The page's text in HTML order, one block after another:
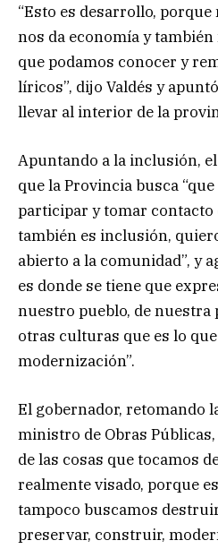
“Esto es desarrollo,
nos da economía y
que podamos conocer y
líricos”, dijo Valdés y
llevar al interior de la
Apuntando a la inclusión,
que la Provincia busca
participar y tomar contacto
también es inclusión,
abierto a la comunidad”, y
es donde se tiene que
nuestro pueblo, de
otras culturas que es lo
modernización”.
El gobernador, retomando
ministro de Obras
de las cosas que tocamos
realmente visado, porque
tampoco buscamos
preservar, construir,